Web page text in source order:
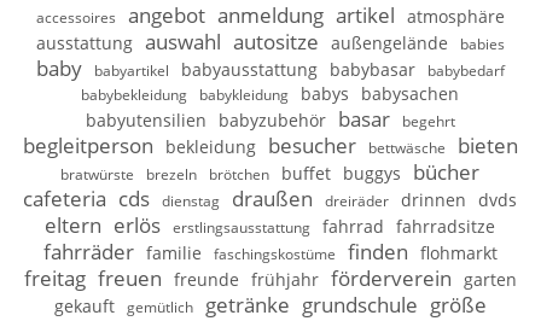
accessoires angebot anmeldung artikel atmosphäre
ausstattung auswahl autositze außengelände babies
baby babyartikel babyausstattung babybasar
babybedarf
babybekleidung
babykleidung babys
babysachen
babyutensilien
babyzubehör basar begehrt
begleitperson bekleidung besucher bettwäsche bieten
bratwürste brezeln brötchen buffet buggys
bücher
cafeteria cds dienstag draußen dreiräder drinnen dvds
eltern erlös erstlingsausstattung fahrrad fahrradsitze
fahrräder familie faschingskostüme finden flohmarkt
freitag freuen freunde frühjahr förderverein garten
gekauft
gemütlich getränke grundschule größe